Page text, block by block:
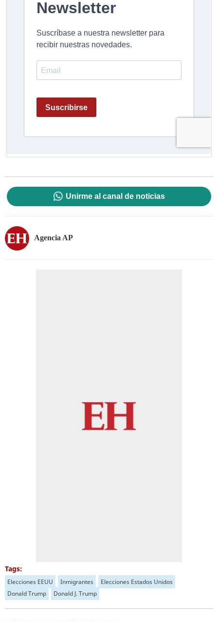
Unirme al canal de noticias
Agencia AP
Tags:
Elecciones EEUU Inmigrantes
Elecciones Estados Unidos
Donald Trump
Donald J. Trump